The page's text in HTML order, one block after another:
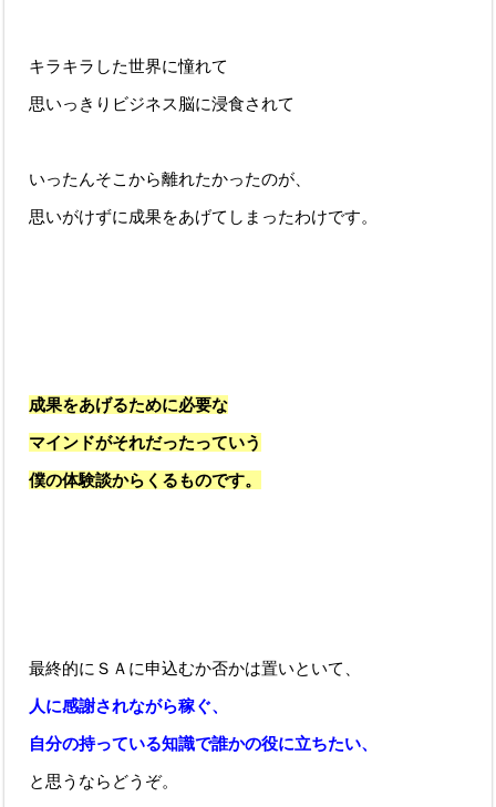
キラキラした世界に憧れて
思いっきりビジネス脳に浸食されて
いったんそこから離れたかったのが、
思いがけずに成果をあげてしまったわけです。
成果をあげるために必要な
マインドがそれだったっていう
僕の体験談からくるものです。
最終的にＳＡに申込むか否かは置いといて、
人に感謝されながら稼ぐ、
自分の持っている知識で誰かの役に立ちたい、
と思うならどうぞ。